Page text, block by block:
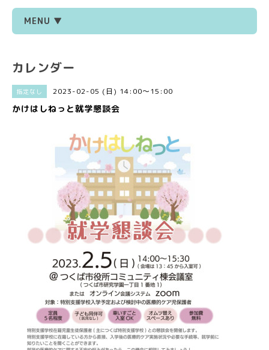
MENU ▼
カレンダー
指定なし 2023-02-05 (日) 14:00～15:00
かけはしねっと就学懇談会